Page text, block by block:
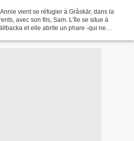
vient se réfugier à Gråskär, dans la
avec son fils, Sam. L'île se situe à
et elle abrite un phare -qui ne